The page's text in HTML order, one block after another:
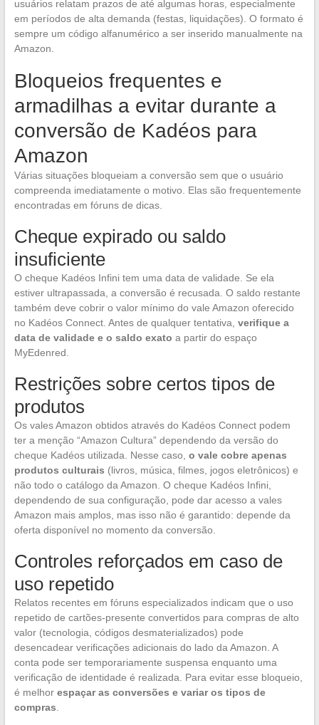
usuários relatam prazos de até algumas horas, especialmente
em períodos de alta demanda (festas, liquidações). O formato é
sempre um código alfanumérico a ser inserido manualmente na
Amazon.
Bloqueios frequentes e
armadilhas a evitar durante a
conversão de Kadéos para
Amazon
Várias situações bloqueiam a conversão sem que o usuário
compreenda imediatamente o motivo. Elas são frequentemente
encontradas em fóruns de dicas.
Cheque expirado ou saldo
insuficiente
O cheque Kadéos Infini tem uma data de validade. Se ela
estiver ultrapassada, a conversão é recusada. O saldo restante
também deve cobrir o valor mínimo do vale Amazon oferecido
no Kadéos Connect. Antes de qualquer tentativa, verifique a
data de validade e o saldo exato a partir do espaço
MyEdenred.
Restrições sobre certos tipos de
produtos
Os vales Amazon obtidos através do Kadéos Connect podem
ter a menção “Amazon Cultura” dependendo da versão do
cheque Kadéos utilizada. Nesse caso, o vale cobre apenas
produtos culturais (livros, música, filmes, jogos eletrônicos) e
não todo o catálogo da Amazon. O cheque Kadéos Infini,
dependendo de sua configuração, pode dar acesso a vales
Amazon mais amplos, mas isso não é garantido: depende da
oferta disponível no momento da conversão.
Controles reforçados em caso de
uso repetido
Relatos recentes em fóruns especializados indicam que o uso
repetido de cartões-presente convertidos para compras de alto
valor (tecnologia, códigos desmaterializados) pode
desencadear verificações adicionais do lado da Amazon. A
conta pode ser temporariamente suspensa enquanto uma
verificação de identidade é realizada. Para evitar esse bloqueio,
é melhor espaçar as conversões e variar os tipos de
compras